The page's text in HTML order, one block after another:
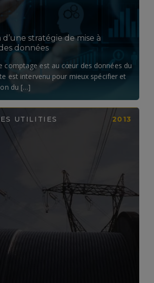
d’une stratégie de mise à
données
comptage est au cœur des données du
est intervenu pour mieux spécifier et
du […]
UTILITIES 2013